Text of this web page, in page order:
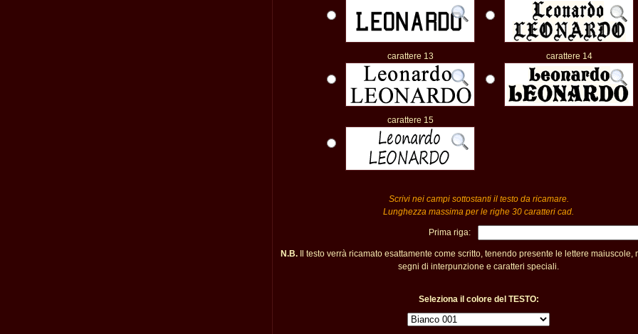
carattere 13 carattere 14
carattere 15
Scrivi nei campi sottostanti il testo da ricamare.
Lunghezza massima per le righe 30 caratteri cad.
Prima riga:
N.B.Il testo verrà ricamato esattamente come scritto, tenendo presente le lettere maiuscole,
segni di interpunzione e caratteri speciali.
Seleziona il colore del TESTO: